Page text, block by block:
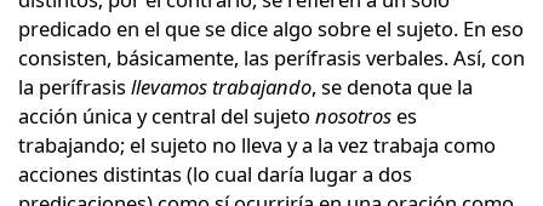
predicado en el que se dice algo sobre el sujeto. En eso
consisten, básicamente, las perífrasis verbales. Así, con
la perífrasisllevamos trabajando, se denota que la
acción única y central del sujeto nosotros es
trabajando; el sujeto no lleva y a la vez trabaja como
acciones distintas (lo cual daría lugar a dos